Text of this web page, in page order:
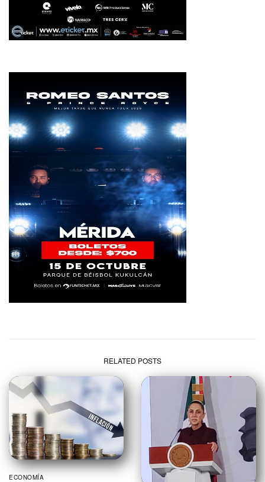
RELATED POSTS
ECONOMÍA